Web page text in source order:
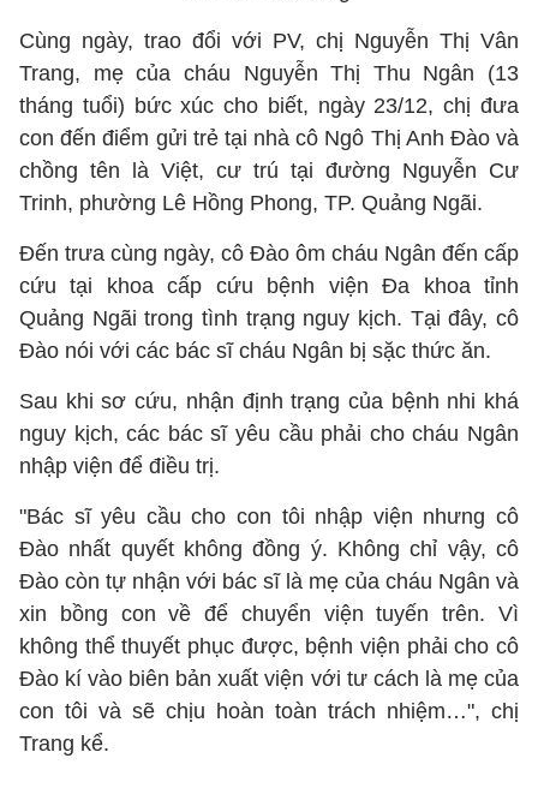
Cùng ngày, trao đổi với PV, chị Nguyễn Thị Vân
Trang, mẹ của cháu Nguyễn Thị Thu Ngân (13
tháng tuổi) bức xúc cho biết, ngày 23/12, chị đưa
con đến điểm gửi trẻ tại nhà cô Ngô Thị Anh Đào và
chồng tên là Việt, cư trú tại đường Nguyễn Cư
Trinh, phường Lê Hồng Phong, TP. Quảng Ngãi.
Đến trưa cùng ngày, cô Đào ôm cháu Ngân đến cấp
cứu tại khoa cấp cứu bệnh viện Đa khoa tỉnh
Quảng Ngãi trong tình trạng nguy kịch. Tại đây, cô
Đào nói với các bác sĩ cháu Ngân bị sặc thức ăn.
Sau khi sơ cứu, nhận định trạng của bệnh nhi khá
nguy kịch, các bác sĩ yêu cầu phải cho cháu Ngân
nhập viện để điều trị.
"Bác sĩ yêu cầu cho con tôi nhập viện nhưng cô
Đào nhất quyết không đồng ý. Không chỉ vậy, cô
Đào còn tự nhận với bác sĩ là mẹ của cháu Ngân và
xin bồng con về để chuyển viện tuyến trên. Vì
không thể thuyết phục được, bệnh viện phải cho cô
Đào kí vào biên bản xuất viện với tư cách là mẹ của
con tôi và sẽ chịu hoàn toàn trách nhiệm…", chị
Trang kể.